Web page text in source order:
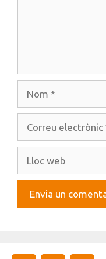
electrònic
web